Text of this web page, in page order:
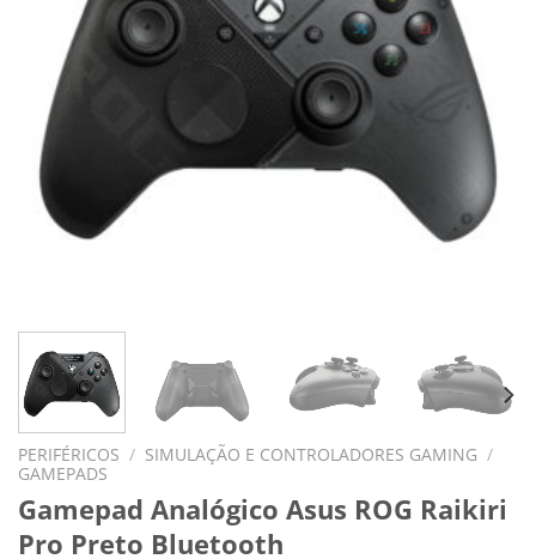
PERIFÉRICOS / SIMULAÇÃO E CONTROLADORES GAMING /
GAMEPADS
Gamepad Analógico Asus ROG Raikiri
Pro Preto Bluetooth